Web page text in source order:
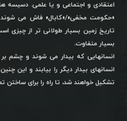
اعتقادی و اجتماعی و یا علمی. دسیسه
«حکومت مخفی»/«کابال» فاش می
تاریخ زمین بسیار طولانی تر از
بسیار متفاوت.
انسانهایی که بیدار می شوند و چشم بر
انسانهای بیدار دیگر را بیابند و این
تشکیل خواهند شد، تا راه را برای ساختن